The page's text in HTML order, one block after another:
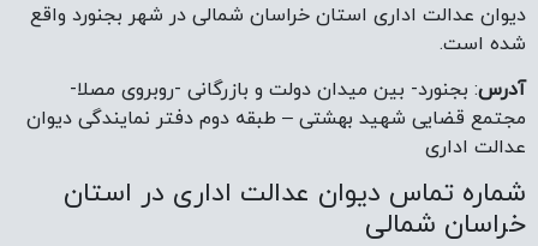
دیوان عدالت اداری استان خراسان شمالی در شهر بجنورد واقع
شده است.
آدرس: بجنورد- بین میدان دولت و بازرگانی -روبروی مصلا-
مجتمع قضایی شهید بهشتی – طبقه دوم دفتر نمایندگی دیوان
عدالت اداری
شماره تماس دیوان عدالت اداری در استان
خراسان شمالی